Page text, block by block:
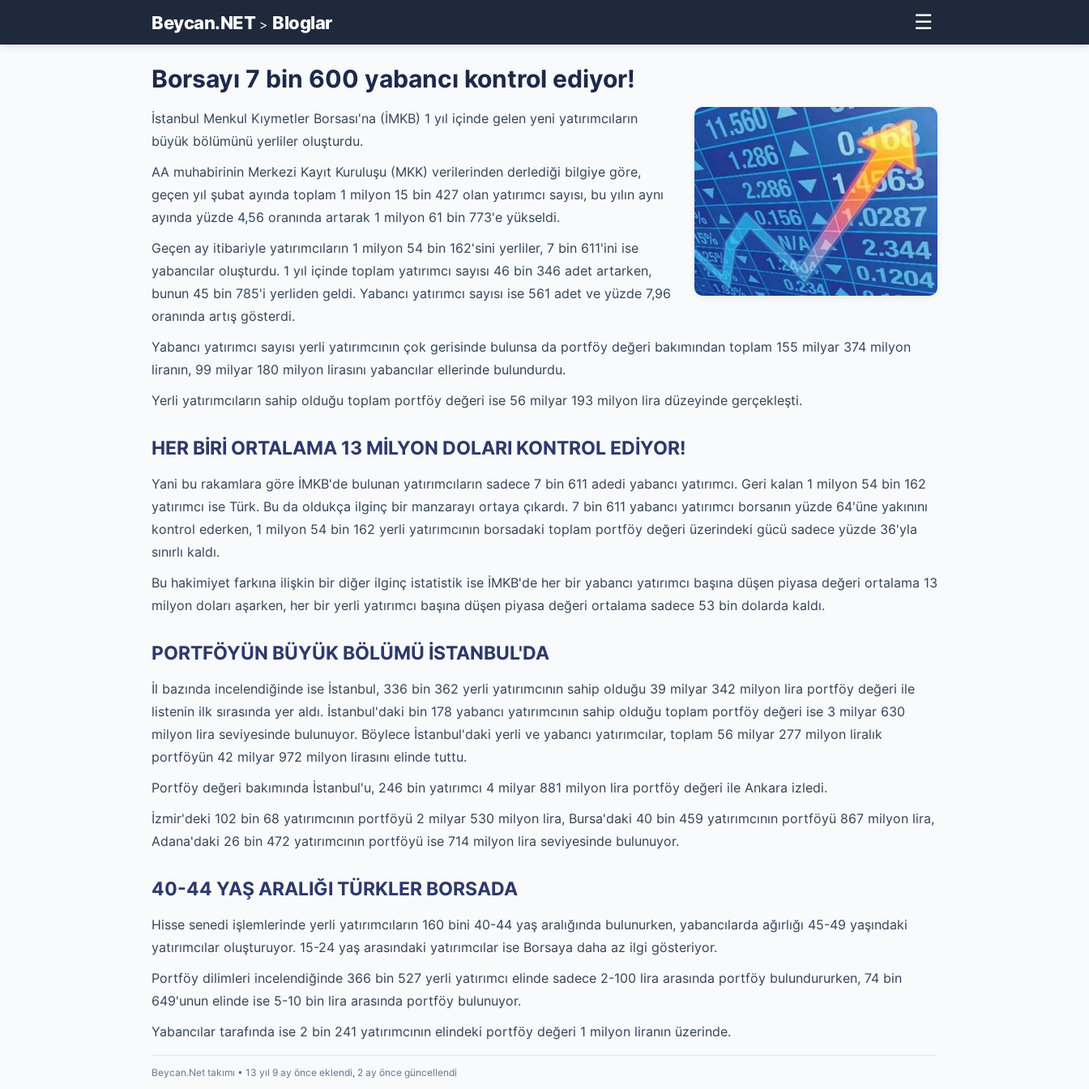
Beycan.NET> Bloglar ☰
Borsayı 7 bin 600 yabancı kontrol ediyor!
İstanbul Menkul Kıymetler Borsası'na (İMKB) 1 yıl içinde gelen yeni yatırımcıların
büyük bölümünü yerliler oluşturdu.
AA muhabirinin Merkezi Kayıt Kuruluşu (MKK) verilerinden derlediği bilgiye göre,
geçen yıl şubat ayında toplam 1 milyon 15 bin 427 olan yatırımcı sayısı, bu yılın aynı
ayında yüzde 4,56 oranında artarak 1 milyon 61 bin 773'e yükseldi.
Geçen ay itibariyle yatırımcıların 1 milyon 54 bin 162'sini yerliler, 7 bin 611'ini ise
yabancılar oluşturdu. 1 yıl içinde toplam yatırımcı sayısı 46 bin 346 adet artarken,
bunun 45 bin 785'i yerliden geldi. Yabancı yatırımcı sayısı ise 561 adet ve yüzde 7,96
oranında artış gösterdi.
Yabancı yatırımcı sayısı yerli yatırımcının çok gerisinde bulunsa da portföy değeri bakımından toplam 155 milyar 374 milyon
liranın, 99 milyar 180 milyon lirasını yabancılar ellerinde bulundurdu.
Yerli yatırımcıların sahip olduğu toplam portföy değeri ise 56 milyar 193 milyon lira düzeyinde gerçekleşti.
HER BİRİ ORTALAMA 13 MİLYON DOLARI KONTROL EDİYOR!
Yani bu rakamlara göre İMKB'de bulunan yatırımcıların sadece 7 bin 611 adedi yabancı yatırımcı. Geri kalan 1 milyon 54 bin 162
yatırımcı ise Türk. Bu da oldukça ilginç bir manzarayı ortaya çıkardı. 7 bin 611 yabancı yatırımcı borsanın yüzde 64'üne yakınını
kontrol ederken, 1 milyon 54 bin 162 yerli yatırımcının borsadaki toplam portföy değeri üzerindeki gücü sadece yüzde 36'yla
sınırlı kaldı.
Bu hakimiyet farkına ilişkin bir diğer ilginç istatistik ise İMKB'de her bir yabancı yatırımcı başına düşen piyasa değeri ortalama 13
milyon doları aşarken, her bir yerli yatırımcı başına düşen piyasa değeri ortalama sadece 53 bin dolarda kaldı.
PORTFÖYÜN BÜYÜK BÖLÜMÜ İSTANBUL'DA
İl bazında incelendiğinde ise İstanbul, 336 bin 362 yerli yatırımcının sahip olduğu 39 milyar 342 milyon lira portföy değeri ile
listenin ilk sırasında yer aldı. İstanbul'daki bin 178 yabancı yatırımcının sahip olduğu toplam portföy değeri ise 3 milyar 630
milyon lira seviyesinde bulunuyor. Böylece İstanbul'daki yerli ve yabancı yatırımcılar, toplam 56 milyar 277 milyon liralık
portföyün 42 milyar 972 milyon lirasını elinde tuttu.
Portföy değeri bakımında İstanbul'u, 246 bin yatırımcı 4 milyar 881 milyon lira portföy değeri ile Ankara izledi.
İzmir'deki 102 bin 68 yatırımcının portföyü 2 milyar 530 milyon lira, Bursa'daki 40 bin 459 yatırımcının portföyü 867 milyon lira,
Adana'daki 26 bin 472 yatırımcının portföyü ise 714 milyon lira seviyesinde bulunuyor.
40-44 YAŞ ARALIĞI TÜRKLER BORSADA
Hisse senedi işlemlerinde yerli yatırımcıların 160 bini 40-44 yaş aralığında bulunurken, yabancılarda ağırlığı 45-49 yaşındaki
yatırımcılar oluşturuyor. 15-24 yaş arasındaki yatırımcılar ise Borsaya daha az ilgi gösteriyor.
Portföy dilimleri incelendiğinde 366 bin 527 yerli yatırımcı elinde sadece 2-100 lira arasında portföy bulundururken, 74 bin
649'unun elinde ise 5-10 bin lira arasında portföy bulunuyor.
Yabancılar tarafında ise 2 bin 241 yatırımcının elindeki portföy değeri 1 milyon liranın üzerinde.
Beycan.Net takımı • 13 yıl 9 ay önce eklendi, 2 ay önce güncellendi